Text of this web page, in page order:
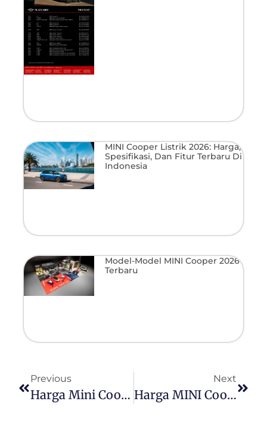
MINI Cooper Listrik 2026: Harga,
Spesifikasi, Dan Fitur Terbaru Di
Indonesia
Model-Model MINI Cooper 2026
Terbaru
Previous
Harga Mini Cooper Countryman All4 2025 Terbaru Di Indonesia
Next
Harga MINI Cooper Terbaru Di Plaza MINI Serpong 2025